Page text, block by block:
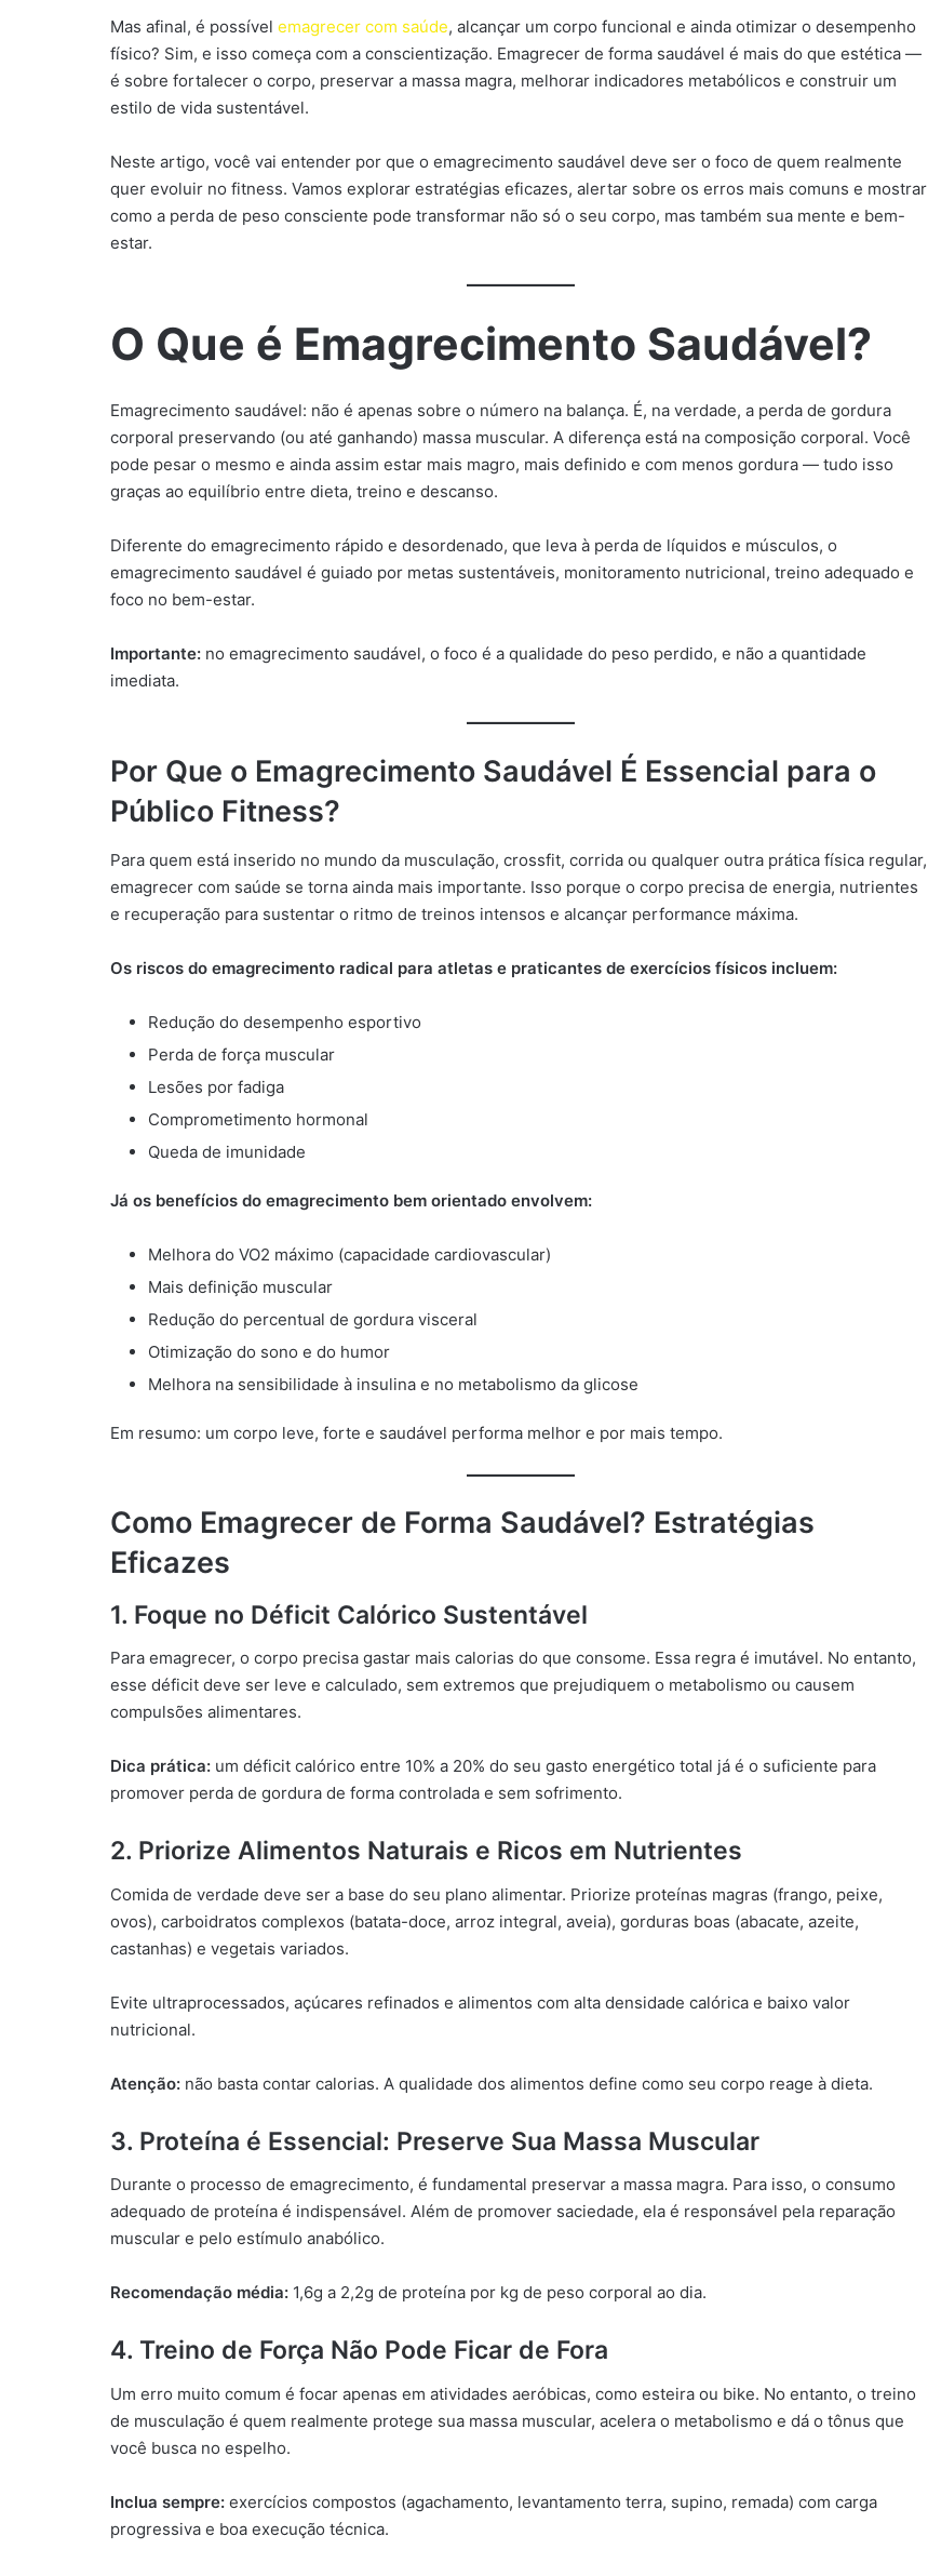
Mas afinal, é possível emagrecer com saúde, alcançar um corpo funcional e ainda otimizar o desempenho
físico? Sim, e isso começa com a conscientização. Emagrecer de forma saudável é mais do que estética —
é sobre fortalecer o corpo, preservar a massa magra, melhorar indicadores metabólicos e construir um
estilo de vida sustentável.
Neste artigo, você vai entender por que o emagrecimento saudável deve ser o foco de quem realmente
quer evoluir no fitness. Vamos explorar estratégias eficazes, alertar sobre os erros mais comuns e mostrar
como a perda de peso consciente pode transformar não só o seu corpo, mas também sua mente e bem-
estar.
O Que é Emagrecimento Saudável?
Emagrecimento saudável: não é apenas sobre o número na balança. É, na verdade, a perda de gordura
corporal preservando (ou até ganhando) massa muscular. A diferença está na composição corporal. Você
pode pesar o mesmo e ainda assim estar mais magro, mais definido e com menos gordura — tudo isso
graças ao equilíbrio entre dieta, treino e descanso.
Diferente do emagrecimento rápido e desordenado, que leva à perda de líquidos e músculos, o
emagrecimento saudável é guiado por metas sustentáveis, monitoramento nutricional, treino adequado e
foco no bem-estar.
Importante: no emagrecimento saudável, o foco é a qualidade do peso perdido, e não a quantidade
imediata.
Por Que o Emagrecimento Saudável É Essencial para o
Público Fitness?
Para quem está inserido no mundo da musculação, crossfit, corrida ou qualquer outra prática física regular,
emagrecer com saúde se torna ainda mais importante. Isso porque o corpo precisa de energia, nutrientes
e recuperação para sustentar o ritmo de treinos intensos e alcançar performance máxima.
Os riscos do emagrecimento radical para atletas e praticantes de exercícios físicos incluem:
Redução do desempenho esportivo
Perda de força muscular
Lesões por fadiga
Comprometimento hormonal
Queda de imunidade
Já os benefícios do emagrecimento bem orientado envolvem:
Melhora do VO2 máximo (capacidade cardiovascular)
Mais definição muscular
Redução do percentual de gordura visceral
Otimização do sono e do humor
Melhora na sensibilidade à insulina e no metabolismo da glicose
Em resumo: um corpo leve, forte e saudável performa melhor e por mais tempo.
Como Emagrecer de Forma Saudável? Estratégias
Eficazes
1. Foque no Déficit Calórico Sustentável
Para emagrecer, o corpo precisa gastar mais calorias do que consome. Essa regra é imutável. No entanto,
esse déficit deve ser leve e calculado, sem extremos que prejudiquem o metabolismo ou causem
compulsões alimentares.
Dica prática: um déficit calórico entre 10% a 20% do seu gasto energético total já é o suficiente para
promover perda de gordura de forma controlada e sem sofrimento.
2. Priorize Alimentos Naturais e Ricos em Nutrientes
Comida de verdade deve ser a base do seu plano alimentar. Priorize proteínas magras (frango, peixe,
ovos), carboidratos complexos (batata-doce, arroz integral, aveia), gorduras boas (abacate, azeite,
castanhas) e vegetais variados.
Evite ultraprocessados, açúcares refinados e alimentos com alta densidade calórica e baixo valor
nutricional.
Atenção: não basta contar calorias. A qualidade dos alimentos define como seu corpo reage à dieta.
3. Proteína é Essencial: Preserve Sua Massa Muscular
Durante o processo de emagrecimento, é fundamental preservar a massa magra. Para isso, o consumo
adequado de proteína é indispensável. Além de promover saciedade, ela é responsável pela reparação
muscular e pelo estímulo anabólico.
Recomendação média: 1,6g a 2,2g de proteína por kg de peso corporal ao dia.
4. Treino de Força Não Pode Ficar de Fora
Um erro muito comum é focar apenas em atividades aeróbicas, como esteira ou bike. No entanto, o treino
de musculação é quem realmente protege sua massa muscular, acelera o metabolismo e dá o tônus que
você busca no espelho.
Inclua sempre: exercícios compostos (agachamento, levantamento terra, supino, remada) com carga
progressiva e boa execução técnica.